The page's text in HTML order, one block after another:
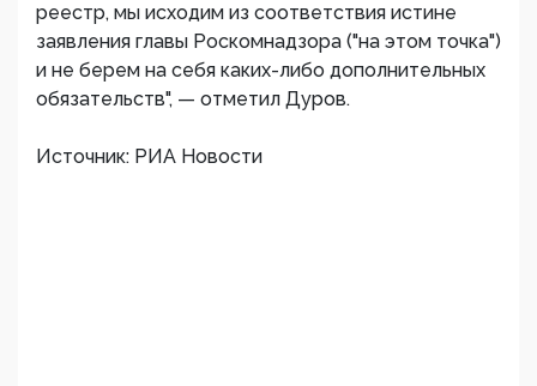
реестр, мы исходим из соответствия истине
заявления главы Роскомнадзора ("на этом точка")
и не берем на себя каких-либо дополнительных
обязательств", — отметил Дуров.
Источник: РИА Новости